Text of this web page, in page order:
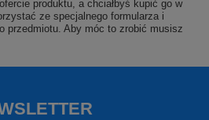
produktu, a chciałbyś kupić go w
ze specjalnego formularza i
przedmiotu. Aby móc to zrobić musisz